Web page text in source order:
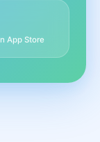
App Store